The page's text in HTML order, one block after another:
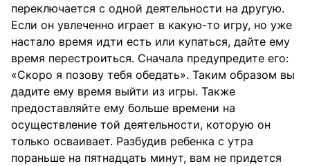
переключается с одной деятельности на другую.
Если он увлеченно играет в какую-то игру, но уже
настало время идти есть или купаться, дайте ему
время перестроиться. Сначала предупредите его:
«Скоро я позову тебя обедать». Таким образом вы
дадите ему время выйти из игры. Также
предоставляйте ему больше времени на
осуществление той деятельности, которую он
только осваивает. Разбудив ребенка с утра
пораньше на пятнадцать минут, вам не придется